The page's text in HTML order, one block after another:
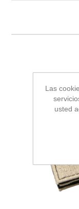
Las
usted